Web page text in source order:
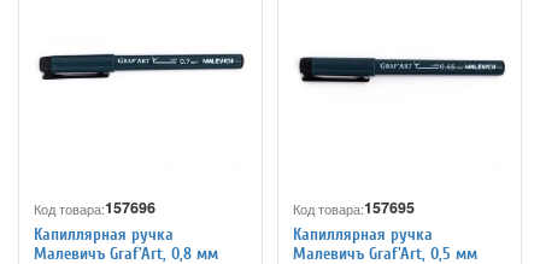
Код товара:157696
Капиллярная ручка
Малевичъ Graf'Art, 0,8 мм
Код товара:157695
Капиллярная ручка
Малевичъ Graf'Art, 0,5 мм